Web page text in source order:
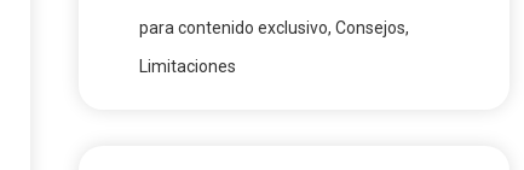
para contenido exclusivo, Consejos,
Limitaciones